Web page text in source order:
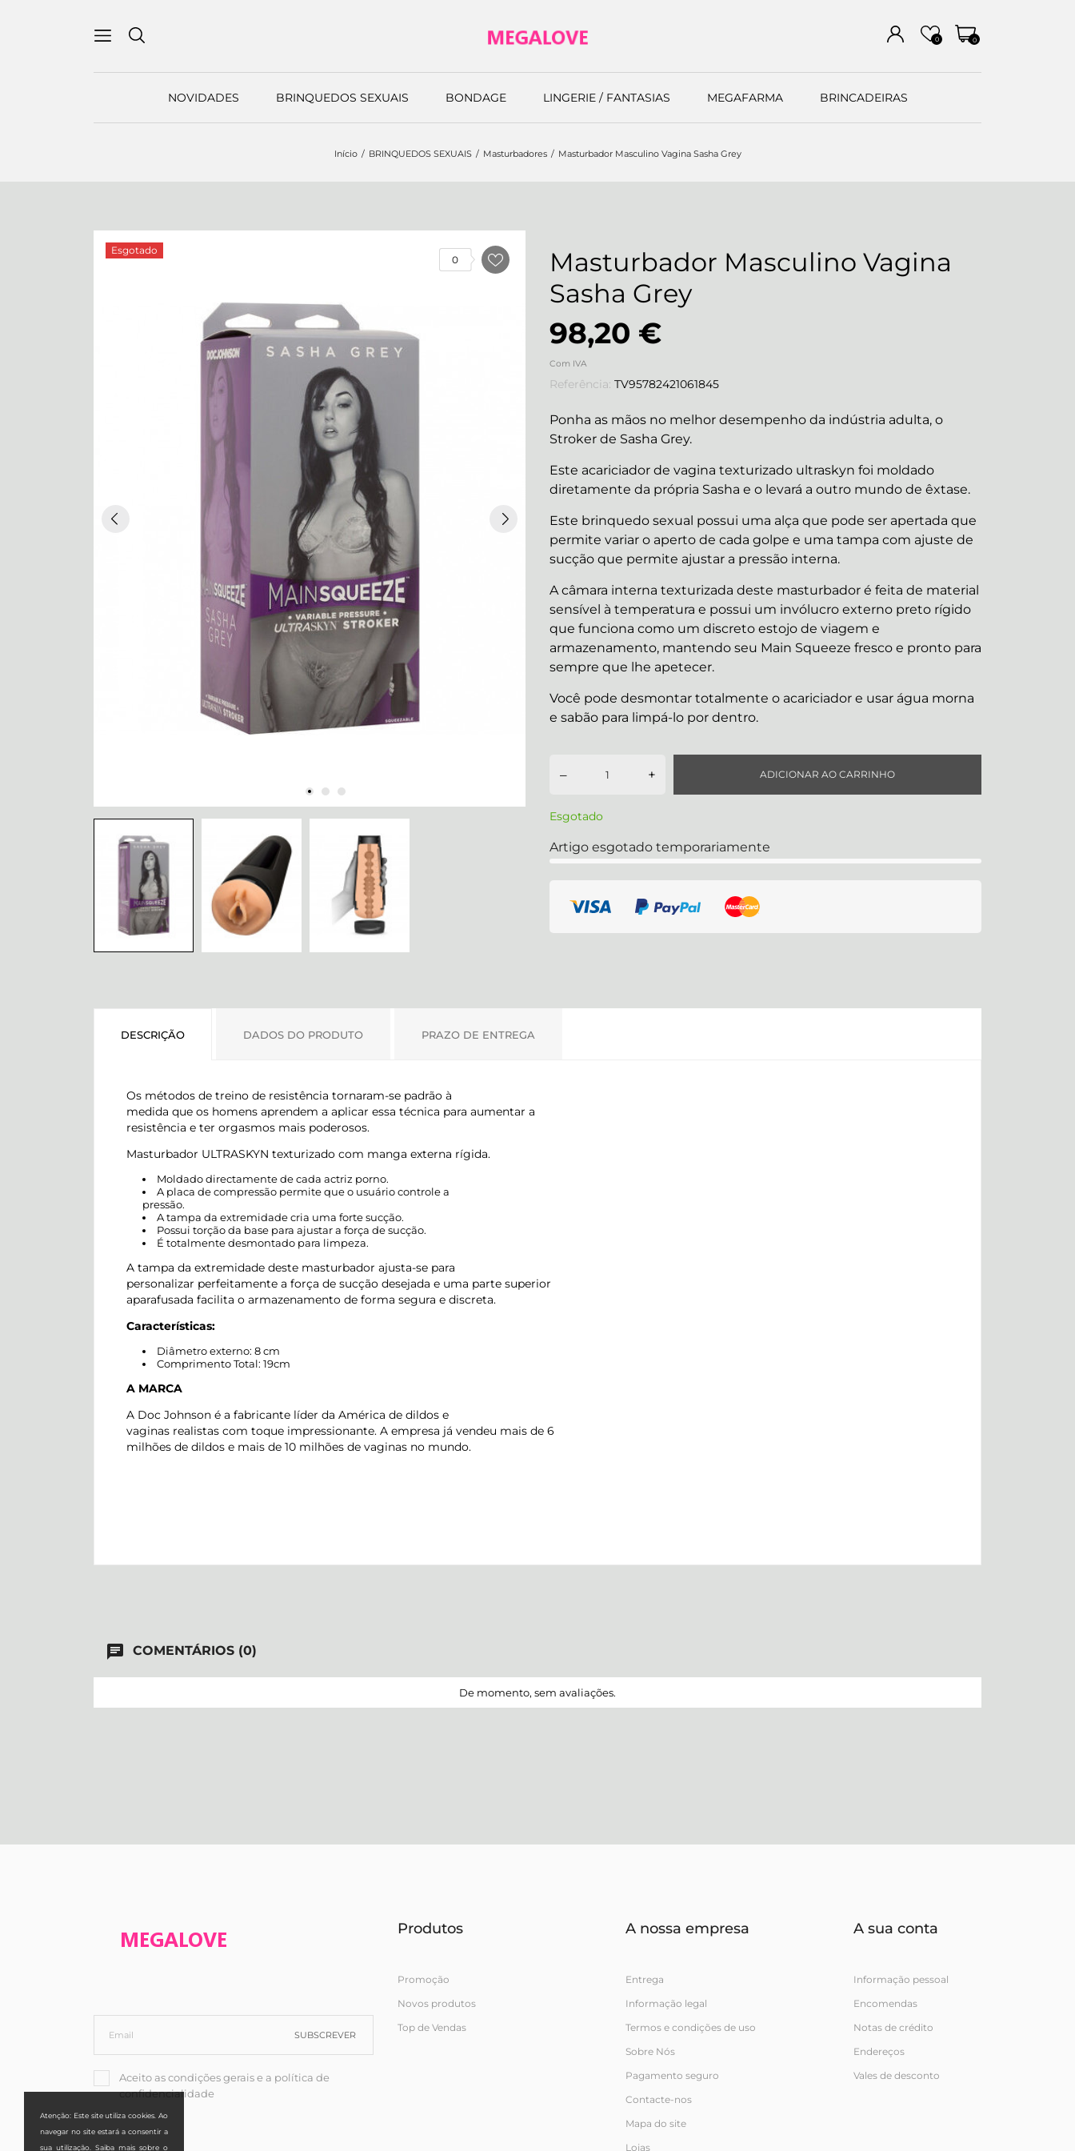
Atenção: Este site utiliza cookies. Ao
navegar no site estará a consentir a
sua utilização. Saiba mais sobre o
0 0
NOVIDADES BRINQUEDOS SEXUAIS BONDAGE LINGERIE / FANTASIAS MEGAFARMA BRINCADEIRAS
Início BRINQUEDOS SEXUAIS Masturbadores Masturbador Masculino Vagina Sasha Grey
0
Esgotado
Masturbador Masculino Vagina
Sasha Grey
98,20 €
Com IVA
Referência: TV95782421061845
Ponha as mãos no melhor desempenho da indústria adulta, o
Stroker de Sasha Grey.
Este acariciador de vagina texturizado ultraskyn foi moldado
diretamente da própria Sasha e o levará a outro mundo de êxtase.
Este brinquedo sexual possui uma alça que pode ser apertada que
permite variar o aperto de cada golpe e uma tampa com ajuste de
sucção que permite ajustar a pressão interna.
A câmara interna texturizada deste masturbador é feita de material
sensível à temperatura e possui um invólucro externo preto rígido
que funciona como um discreto estojo de viagem e
armazenamento, mantendo seu Main Squeeze fresco e pronto para
sempre que lhe apetecer.
Você pode desmontar totalmente o acariciador e usar água morna
e sabão para limpá-lo por dentro.
– + ADICIONAR AO CARRINHO
Esgotado
Artigo esgotado temporariamente
DESCRIÇÃO DADOS DO PRODUTO PRAZO DE ENTREGA
Os métodos de treino de resistência tornaram-se padrão à
medida que os homens aprendem a aplicar essa técnica para aumentar a
resistência e ter orgasmos mais poderosos.
Masturbador ULTRASKYN texturizado com manga externa rígida.
Moldado directamente de cada actriz porno.
A placa de compressão permite que o usuário controle a
pressão.
A tampa da extremidade cria uma forte sucção.
Possui torção da base para ajustar a força de sucção.
É totalmente desmontado para limpeza.
A tampa da extremidade deste masturbador ajusta-se para
personalizar perfeitamente a força de sucção desejada e uma parte superior
aparafusada facilita o armazenamento de forma segura e discreta.
Características:
Diâmetro externo: 8 cm
Comprimento Total: 19cm
A MARCA
A Doc Johnson é a fabricante líder da América de dildos e
vaginas realistas com toque impressionante. A empresa já vendeu mais de 6
milhões de dildos e mais de 10 milhões de vaginas no mundo.
chat COMENTÁRIOS (0)
De momento, sem avaliações.
SUBSCREVER
Aceito as condições gerais e a política de
confidencialidade
Produtos
Promoção
Novos produtos
Top de Vendas
A nossa empresa
Entrega
Informação legal
Termos e condições de uso
Sobre Nós
Pagamento seguro
Contacte-nos
Mapa do site
Lojas
A sua conta
Informação pessoal
Encomendas
Notas de crédito
Endereços
Vales de desconto